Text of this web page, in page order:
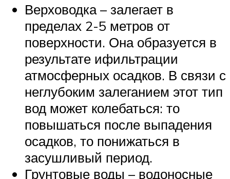
Верховодка – залегает в
пределах 2-5 метров от
поверхности. Она образуется в
результате ифильтрации
атмосферных осадков. В связи с
неглубоким залеганием этот тип
вод может колебаться: то
повышаться после выпадения
осадков, то понижаться в
засушливый период.
Грунтовые воды – водоносные